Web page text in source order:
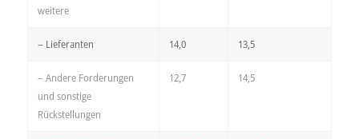
weitere
– Lieferanten 14,0 13,5
– Andere Forderungen
und sonstige
Rückstellungen
12,7 14,5